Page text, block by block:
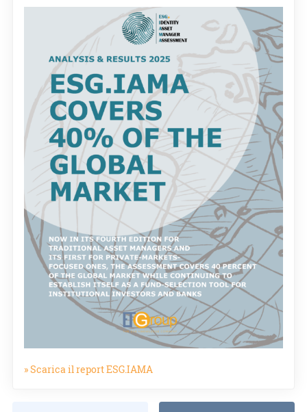
» Scarica il report ESG.IAMA